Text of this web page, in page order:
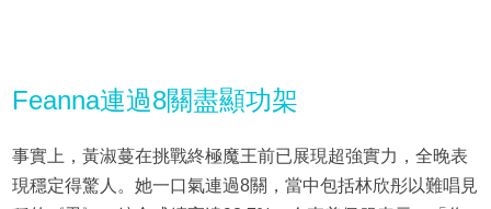
Feanna連過8關盡顯功架
事實上，黃淑蔓在挑戰終極魔王前已展現超強實力，全晚表
現穩定得驚人。她一口氣連過8關，當中包括林欣彤以難唱見